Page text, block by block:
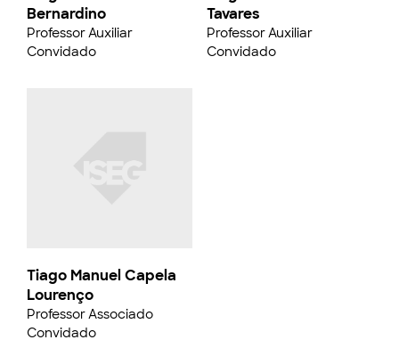
Bernardino
Professor Auxiliar
Convidado
Tiago Manuel Capela
Lourenço
Professor Associado
Convidado
Tavares
Professor Auxiliar
Convidado